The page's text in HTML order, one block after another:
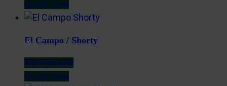
Quick View
El Campo / Shorty
Weiterlesen
Quick View